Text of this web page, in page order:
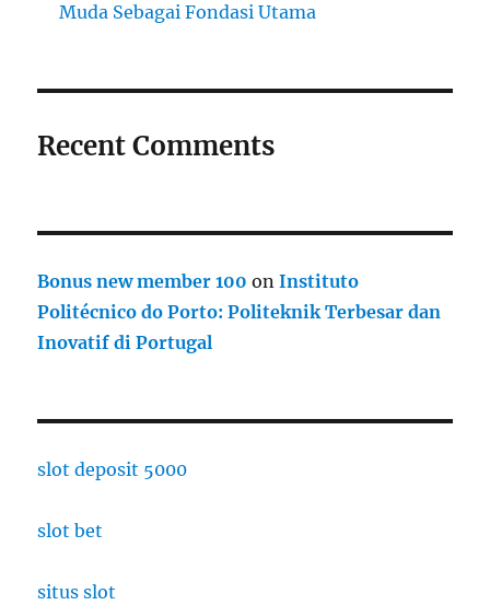
Muda Sebagai Fondasi Utama
Recent Comments
Bonus new member 100 onInstituto
Politécnico do Porto: Politeknik Terbesar dan
Inovatif di Portugal
slot deposit 5000
slot bet
situs slot